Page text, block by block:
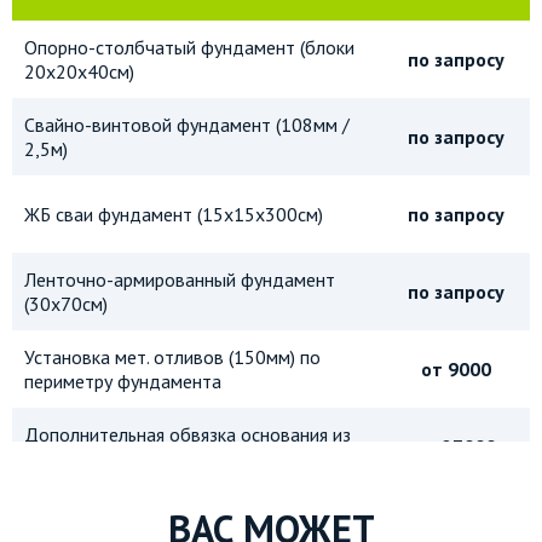
Опорно-столбчатый фундамент (блоки
20х20х40см)
по запросу
Свайно-винтовой фундамент (108мм /
2,5м)
по запросу
ЖБ сваи фундамент (15х15х300см) по запросу
Ленточно-армированный фундамент
(30х70см)
по запросу
Установка мет. отливов (150мм) по
периметру фундамента
от 9000
Дополнительная обвязка основания из
от 27000
Дополнительная обвязка основания из
бруса 150х200ммВАС МОЖЕТ